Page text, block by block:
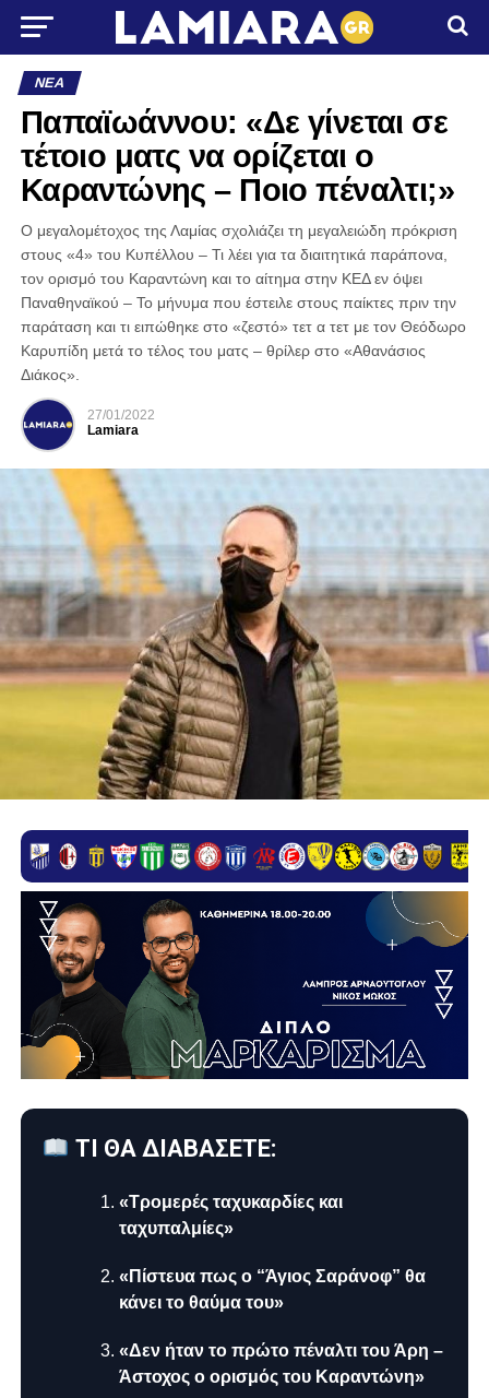
ΝΈΑ
Παπαϊωάννου: «Δε γίνεται σε
τέτοιο ματς να ορίζεται ο
Καραντώνης – Ποιο πέναλτι;»
Ο μεγαλομέτοχος της Λαμίας σχολιάζει τη μεγαλειώδη πρόκριση
στους «4» του Κυπέλλου – Τι λέει για τα διαιτητικά παράπονα,
τον ορισμό του Καραντώνη και το αίτημα στην ΚΕΔ εν όψει
Παναθηναϊκού – Το μήνυμα που έστειλε στους παίκτες πριν την
παράταση και τι ειπώθηκε στο «ζεστό» τετ α τετ με τον Θεόδωρο
Καρυπίδη μετά το τέλος του ματς – θρίλερ στο «Αθανάσιος
Διάκος».
27/01/2022
Lamiara
ΤΙ ΘΑ ΔΙΑΒΑΣΕΤΕ:
«Tρομερές ταχυκαρδίες και
ταχυπαλμίες»
«Πίστευα πως ο “Άγιος Σαράνοφ” θα
κάνει το θαύμα του»
«Δεν ήταν το πρώτο πέναλτι του Άρη –
Άστοχος ο ορισμός του Καραντώνη»